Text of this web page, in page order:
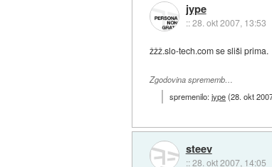
jype
::28. okt 2007, 13:53
žžž.slo-tech.com se sliši prima.
Zgodovina sprememb…
spremenilo:jype(28. okt
steev
::28. okt 2007, 14:05